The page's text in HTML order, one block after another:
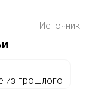
Источник
из прошлого